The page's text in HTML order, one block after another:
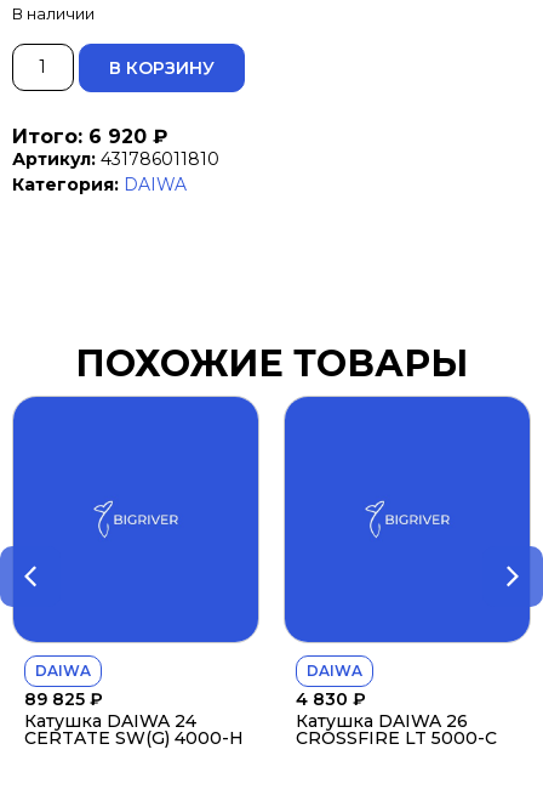
В наличии
В КОРЗИНУ ALTERNATIVE:
Итого: 6 920 ₽
Артикул: 431786011810
Категория: DAIWA
ПОХОЖИЕ ТОВАРЫ
DAIWA
89 825 ₽
Катушка DAIWA 24
CERTATE SW(G) 4000-H
DAIWA
4 830 ₽
Катушка DAIWA 26
CROSSFIRE LT 5000-C